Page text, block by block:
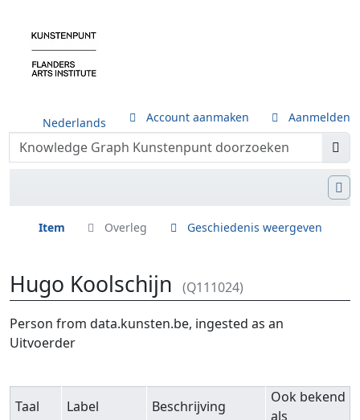
Nederlands Account aanmaken Aanmelden
Item Overleg Geschiedenis weergeven
Hugo Koolschijn (Q111024)
Ga naar:navigatie,zoeken
Person from data.kunsten.be, ingested as an
Uitvoerder
Taal Label Beschrijving
Ook bekend
als